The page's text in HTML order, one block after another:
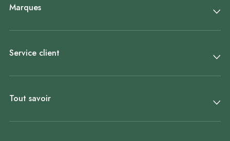
Marques
Service client
Tout savoir